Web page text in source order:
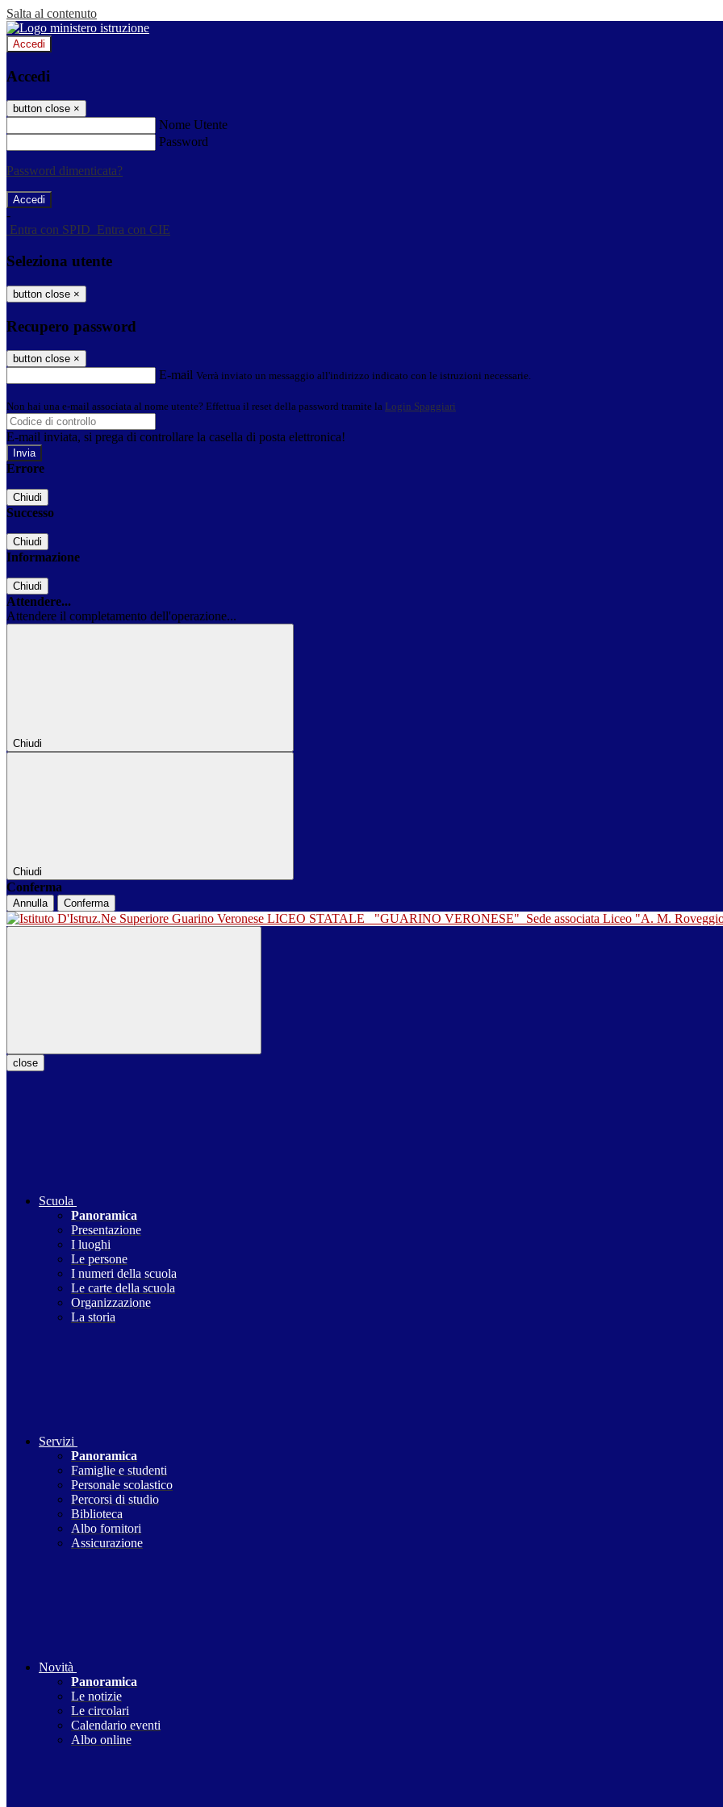
Salta al contenuto
Accedi
Accedi
button close ×
Nome Utente
Password
Password dimenticata?
-
Entra con SPID Entra con CIE
Seleziona utente
button close ×
Recupero password
button close ×
E-mail Verrà inviato un messaggio all'indirizzo indicato con le istruzioni necessarie.
Non hai una e-mail associata al nome utente? Effettua il reset della password tramite la Login Spaggiari
E-mail inviata, si prega di controllare la casella di posta elettronica!
Errore
Chiudi
Successo
Chiudi
Informazione
Chiudi
Attendere...
Attendere il completamento dell'operazione...
Chiudi
Chiudi
Conferma
Annulla Conferma
LICEO STATALE "GUARINO VERONESE" Sede associata Liceo "A. M.
close
Scuola
Panoramica
Presentazione
I luoghi
Le persone
I numeri della scuola
Le carte della scuola
Organizzazione
La storia
Servizi
Panoramica
Famiglie e studenti
Personale scolastico
Percorsi di studio
Biblioteca
Albo fornitori
Assicurazione
Novità
Panoramica
Le notizie
Le circolari
Calendario eventi
Albo online